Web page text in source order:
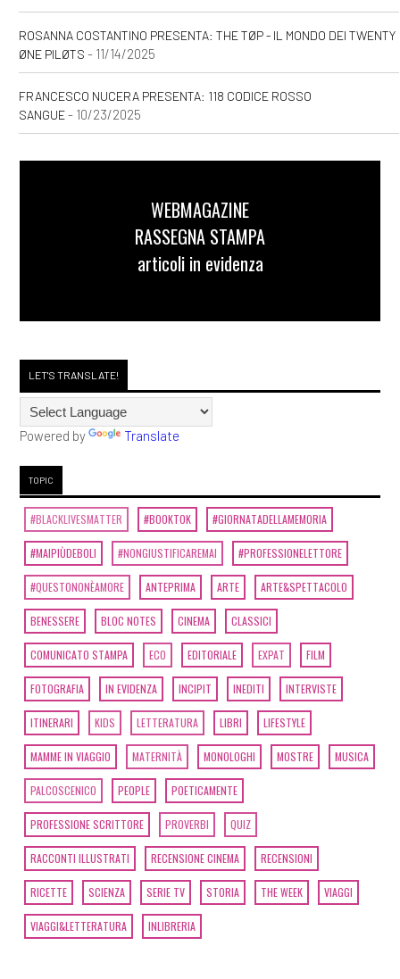
ROSANNA COSTANTINO PRESENTA: THE TØP - IL MONDO DEI TWENTY
ØNE PILØTS - 11/14/2025
FRANCESCO NUCERA PRESENTA: 118 CODICE ROSSO
SANGUE- 10/23/2025
WEBMAGAZINE
RASSEGNA STAMPA
articoli in evidenza
LET'S TRANSLATE!
Powered by Translate
TOPIC
#BLACKLIVESMATTER #BOOKTOK #GIORNATADELLAMEMORIA
#MAIPIÙDEBOLI #NONGIUSTIFICAREMAI #PROFESSIONELETTORE
#QUESTONONÈAMORE ANTEPRIMA ARTE ARTE&SPETTACOLO
BENESSERE BLOC NOTES CINEMA CLASSICI
COMUNICATO STAMPA ECO EDITORIALE EXPAT FILM
FOTOGRAFIA IN EVIDENZA INCIPIT INEDITI INTERVISTE
ITINERARI KIDS LETTERATURA LIBRI LIFESTYLE
MAMME IN VIAGGIO MATERNITÀ MONOLOGHI MOSTRE MUSICA
PALCOSCENICO PEOPLE POETICAMENTE
PROFESSIONE SCRITTORE PROVERBI QUIZ
RACCONTI ILLUSTRATI RECENSIONE CINEMA RECENSIONI
RICETTE SCIENZA SERIE TV STORIA THE WEEK VIAGGI
VIAGGI&LETTERATURA INLIBRERIA